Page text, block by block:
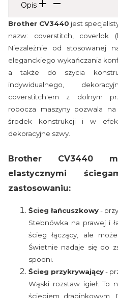
Opis
Brother CV3440 jest
nazw: coverstitch, coverlok
Niezależnie od stosowanej
eleganckiego wykańczania
a także do szycia
indywidualnego,
coverstitch'em z dolnym
robocza maszyny pozwala
środek konstrukcji i w
dekoracyjne szwy.
Brother CV3440
elastycznymi
zastosowaniu:
Ścieg łańcuszkowy-
Stebnówka na prawej i
ścieg łączący, ale
Świetnie nadaje się do
spodni.
Ścieg przykrywający-
Wąski rozstaw igieł. To
ściegiem